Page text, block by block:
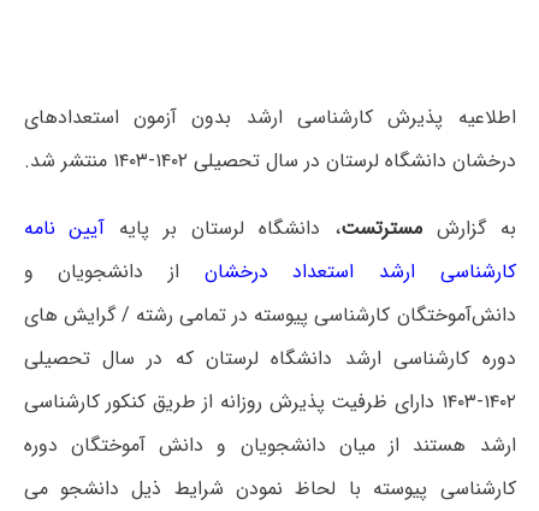
اطلاعیه پذیرش کارشناسی ارشد بدون آزمون استعدادهای
درخشان دانشگاه لرستان در سال تحصیلی ۱۴۰۲-۱۴۰۳ منتشر شد.
به گزارشمسترتست، دانشگاه لرستان بر پایه آیین نامه
کارشناسی ارشد استعداد درخشان از دانشجویان و
دانش‌آموختگان کارشناسی پیوسته در تمامی رشته / گرایش های
دوره کارشناسی ارشد دانشگاه لرستان که در سال تحصیلی
۱۴۰۲-۱۴۰۳ دارای ظرفیت پذیرش روزانه از طریق کنکور کارشناسی
ارشد هستند از میان دانشجویان و دانش آموختگان دوره
کارشناسی پیوسته با لحاظ نمودن شرایط ذیل دانشجو می